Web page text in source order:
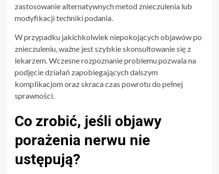
zastosowanie alternatywnych metod znieczulenia lub
modyfikacji techniki podania.
W przypadku jakichkolwiek niepokojących objawów po
znieczuleniu, ważne jest szybkie skonsultowanie się z
lekarzem. Wczesne rozpoznanie problemu pozwala na
podjęcie działań zapobiegających dalszym
komplikacjom oraz skraca czas powrotu do pełnej
sprawności.
Co zrobić, jeśli objawy
porażenia nerwu nie
ustępują?